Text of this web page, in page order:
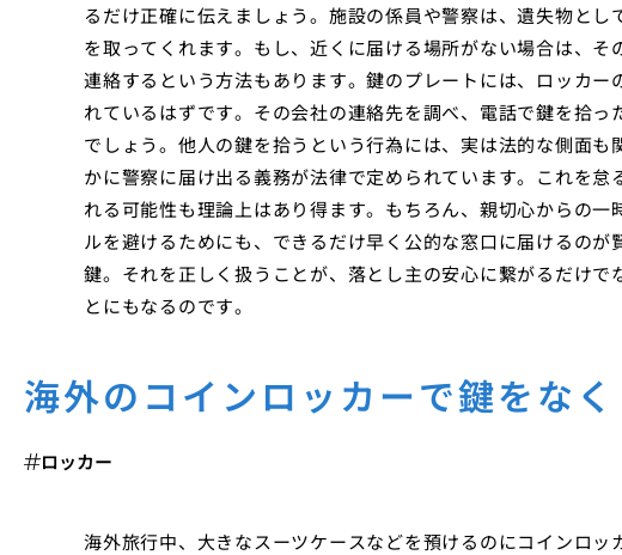
るだけ正確に伝えましょう。施設の係員や警察は、遺失物と
を取ってくれます。もし、近くに届ける場所がない場合は、
連絡するという方法もあります。鍵のプレートには、ロッカ
れているはずです。その会社の連絡先を調べ、電話で鍵を拾
でしょう。他人の鍵を拾うという行為には、実は法的な側面
かに警察に届け出る義務が法律で定められています。これを
れる可能性も理論上はあり得ます。もちろん、親切心からの
ルを避けるためにも、できるだけ早く公的な窓口に届けるの
鍵。それを正しく扱うことが、落とし主の安心に繋がるだけ
とにもなるのです。
海外のコインロッカーで鍵をな
ロッカー
海外旅行中、大きなスーツケースなどを預けるのにコインロ